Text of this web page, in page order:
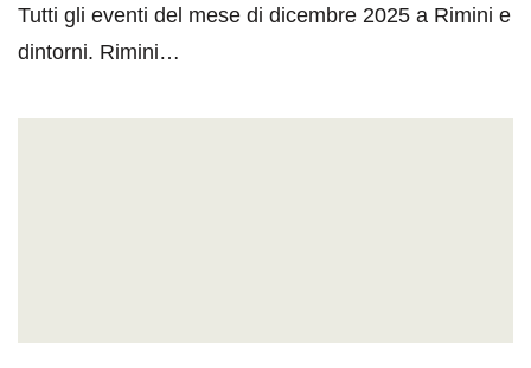
Tutti gli eventi del mese di dicembre 2025 a Rimini e
dintorni. Rimini…